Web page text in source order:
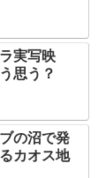
実写映
思う？
の沼で発
カオス地